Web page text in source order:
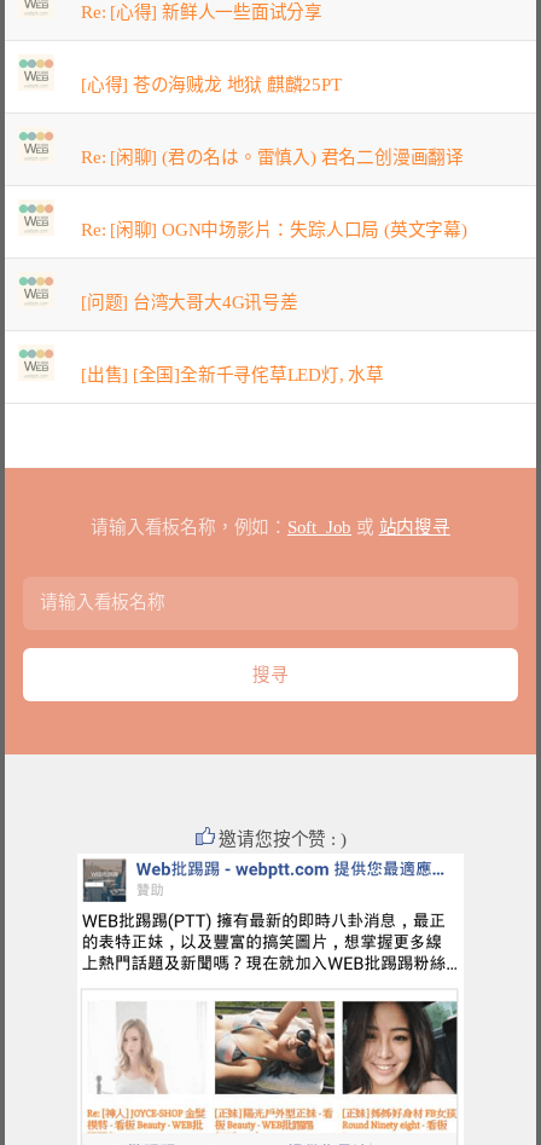
Re: [心得] 新鲜人一些面试分享
[心得] 苍の海贼龙 地狱 麒麟25PT
Re: [闲聊] (君の名は。雷慎入) 君名二创漫画翻译
Re: [闲聊] OGN中场影片：失踪人口局 (英文字幕)
[问题] 台湾大哥大4G讯号差
[出售] [全国]全新千寻侘草LED灯, 水草
请输入看板名称，例如： Soft_Job 或 站内搜寻
邀请您按个赞 : )